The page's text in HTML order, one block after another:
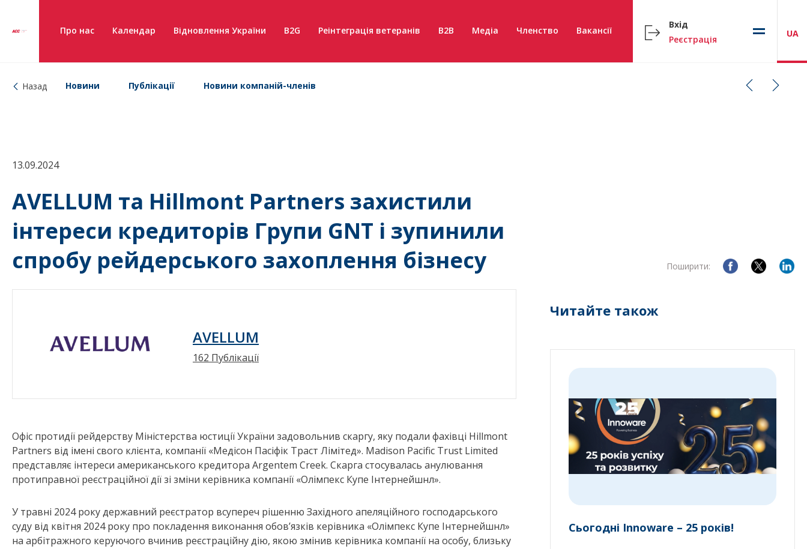
Про нас Календар Відновлення України B2G Реінтеграція ветеранів B2B Медіа Членство Вакансії
Вхід
Реєстрація
UA
Назад Новини Публікації Новини компаній-членів
13.09.2024
AVELLUM та Hillmont Partners захистили
інтереси кредиторів Групи GNT і зупинили
спробу рейдерського захоплення бізнесу
Поширити:
AVELLUM
162 Публікації
Офіс протидії рейдерству Міністерства юстиції України задовольнив скаргу, яку подали фахівці Hillmont
Partners від імені свого клієнта, компанії «Медісон Пасіфік Траст Лімітед». Madison Pacific Trust Limited
представляє інтереси американського кредитора Argentem Creek. Скарга стосувалась анулювання
протиправної реєстраційної дії зі зміни керівника компанії «Олімпекс Купе Інтернейшнл».
У травні 2024 року державний реєстратор всупереч рішенню Західного апеляційного господарського
суду від квітня 2024 року про покладення виконання обов’язків керівника «Олімпекс Купе Інтернейшнл»
на арбітражного керуючого вчинив реєстраційну дію, якою змінив керівника компанії на особу, близьку
Читайте також
Сьогодні Innoware – 25 років!